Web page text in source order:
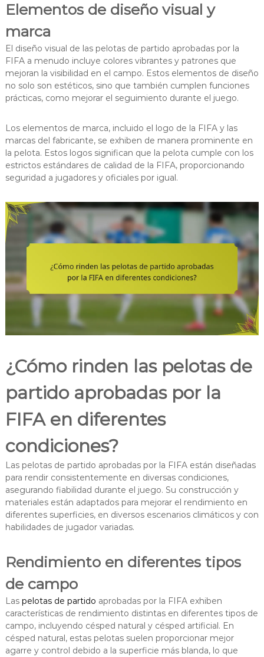
Elementos de diseño visual y
marca
El diseño visual de las pelotas de partido aprobadas por la
FIFA a menudo incluye colores vibrantes y patrones que
mejoran la visibilidad en el campo. Estos elementos de diseño
no solo son estéticos, sino que también cumplen funciones
prácticas, como mejorar el seguimiento durante el juego.
Los elementos de marca, incluido el logo de la FIFA y las
marcas del fabricante, se exhiben de manera prominente en
la pelota. Estos logos significan que la pelota cumple con los
estrictos estándares de calidad de la FIFA, proporcionando
seguridad a jugadores y oficiales por igual.
¿Cómo rinden las pelotas de
partido aprobadas por la
FIFA en diferentes
condiciones?
Las pelotas de partido aprobadas por la FIFA están diseñadas
para rendir consistentemente en diversas condiciones,
asegurando fiabilidad durante el juego. Su construcción y
materiales están adaptados para mejorar el rendimiento en
diferentes superficies, en diversos escenarios climáticos y con
habilidades de jugador variadas.
Rendimiento en diferentes tipos
de campo
Las pelotas de partido aprobadas por la FIFA exhiben
características de rendimiento distintas en diferentes tipos de
campo, incluyendo césped natural y césped artificial. En
césped natural, estas pelotas suelen proporcionar mejor
agarre y control debido a la superficie más blanda, lo que